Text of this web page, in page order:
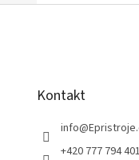
Kontakt
info@
+420 777 794 401